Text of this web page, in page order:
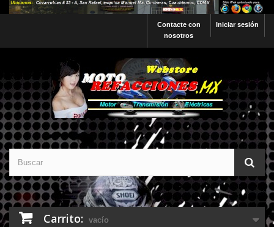
Iniciar sesión
Contacte con
nosotros
Carrito: vacío